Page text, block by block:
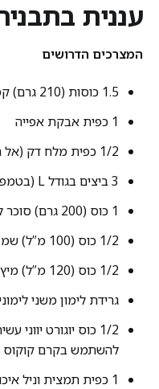
עננית
המצרכים הדרושים
1.5 כוסות (210 גרם) קמח לבן מנופה
1 כפית אבקת אפייה
1/2 כפית מלח דק (אל תוותרו על זה)
3 ביצים בגודל L (בטמפרטורת החדר בלבד)
1 כוס (200 גרם) סוכר לבן
1/2 כוס (100 מ”ל) שמן קנולה או זרעי ענבים
1/2 כוס (120 מ”ל) מיץ לימון סחוט טרי
גרידת לימון משני
1/2 כוס יוגורט
להשתמש בקרם קוקוס
1 כפית תמצית וניל איכותית